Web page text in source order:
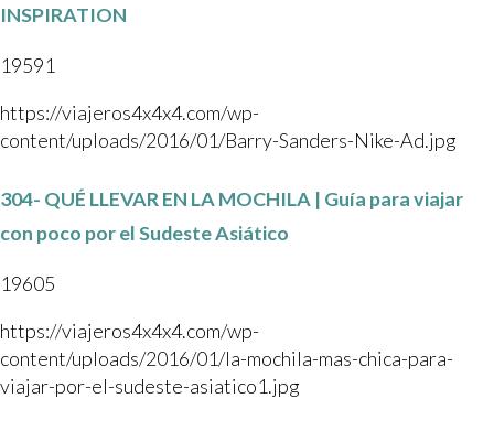
INSPIRATION
19591
https://viajeros4x4x4.com/wp-
content/uploads/2016/01/Barry-Sanders-Nike-Ad.jpg
304- QUÉ LLEVAR EN LA MOCHILA | Guía para viajar
con poco por el Sudeste Asiático
19605
https://viajeros4x4x4.com/wp-
content/uploads/2016/01/la-mochila-mas-chica-para-
viajar-por-el-sudeste-asiatico1.jpg